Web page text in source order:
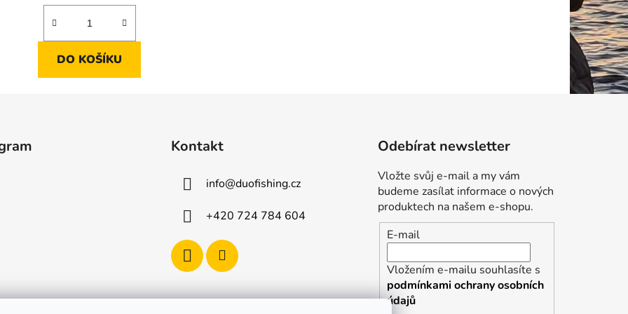
DO KOŠÍKU
Kontakt
info@duofishing.cz
+420 724 784 604
Odebírat newsletter
Vložte svůj e-mail a my vám
budeme zasílat informace o nových
produktech na našem e-shopu.
E-mail
Vložením e-mailu souhlasíte s
podmínkami ochrany osobních
údajů